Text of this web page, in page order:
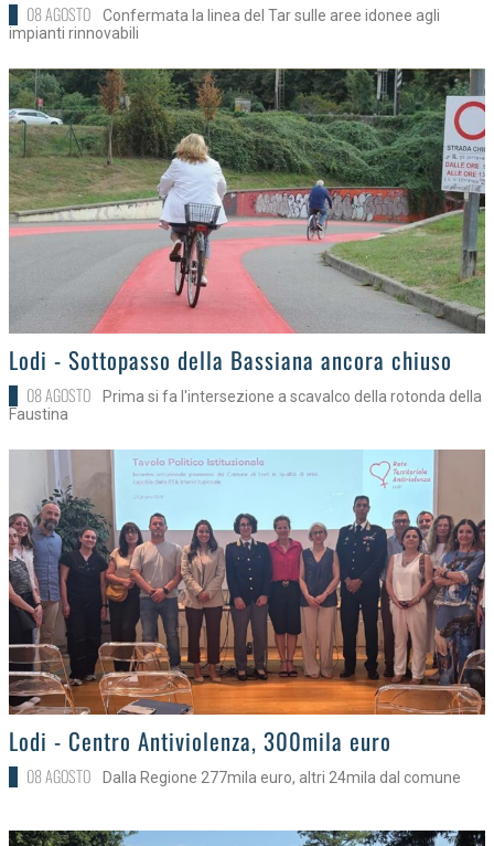
08 AGOSTO
Confermata la linea del Tar sulle aree idonee agli
impianti rinnovabili
>Lodi - Sottopasso della Bassiana ancora chiuso
08 AGOSTO
Prima si fa l'intersezione a scavalco della rotonda della
Faustina
>Lodi - Centro Antiviolenza, 300mila euro
08 AGOSTO Dalla Regione 277mila euro, altri 24mila dal comune